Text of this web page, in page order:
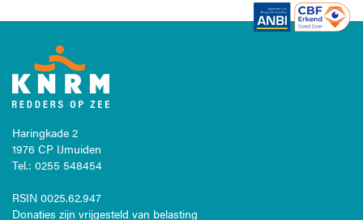
Haringkade 2
1976 CP IJmuiden
Tel.: 0255 548454
RSIN 0025.62.947
Donaties zijn vrijgesteld van belasting